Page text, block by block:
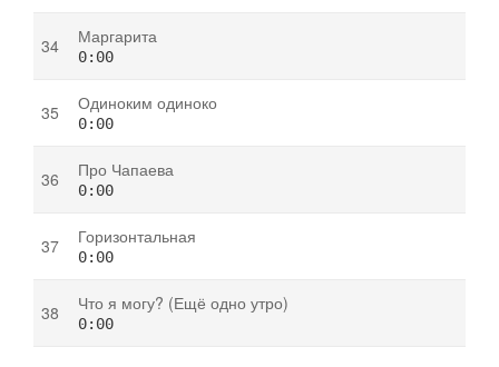
Маргарита
0:00
Одиноким одиноко
0:00
Про Чапаева
0:00
Горизонтальная
0:00
Что я могу? (Ещё одно утро)
0:00